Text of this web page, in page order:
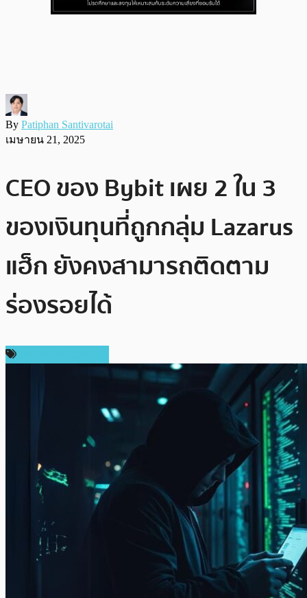
By Patiphan Santivarotai
เมษายน 21, 2025
CEO ของ Bybit เผย 2 ใน 3
ของเงินทุนที่ถูกกลุ่ม Lazarus
แฮ็ก ยังคงสามารถติดตาม
ร่องรอยได้